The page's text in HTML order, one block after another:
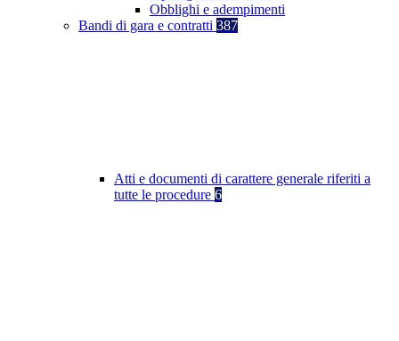
Obblighi e adempimenti
Bandi di gara e contratti 387
Atti e documenti di carattere generale riferiti a
tutte le procedure 6